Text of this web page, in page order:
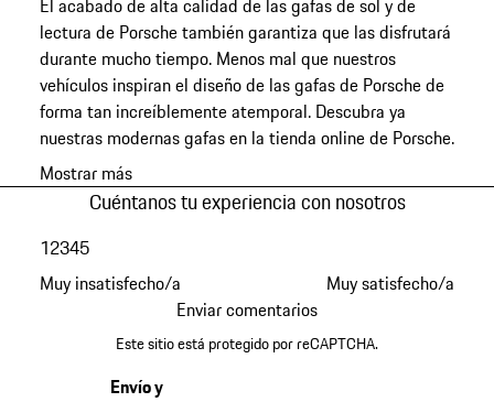
lectura de Porsche también garantiza que las disfrutará
durante mucho tiempo. Menos mal que nuestros
vehículos inspiran el diseño de las gafas de Porsche de
forma tan increíblemente atemporal. Descubra ya
nuestras modernas gafas en la tienda online de Porsche.
Mostrar más
Cuéntanos tu experiencia con nosotros
Muy insatisfecho/a
12345
Muy satisfecho/a
Enviar comentarios
Este sitio está protegido por reCAPTCHA.
Envío y